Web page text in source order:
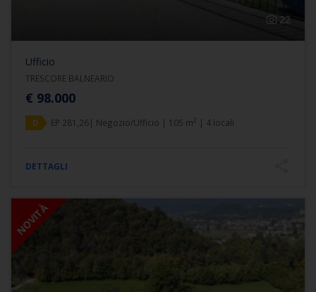
22
Ufficio
TRESCORE BALNEARIO
€ 98.000
D EP 281,26| Negozio/Ufficio | 105 m2 | 4 locali
DETTAGLI
NOVITÀ